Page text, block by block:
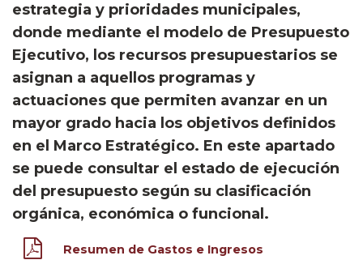
estrategia y prioridades municipales,
donde mediante el modelo de Presupuesto
Ejecutivo, los recursos presupuestarios se
asignan a aquellos programas y
actuaciones que permiten avanzar en un
mayor grado hacia los objetivos definidos
en el Marco Estratégico. En este apartado
se puede consultar el estado de ejecución
del presupuesto según su clasificación
orgánica, económica o funcional.
Resumen de Gastos e Ingresos